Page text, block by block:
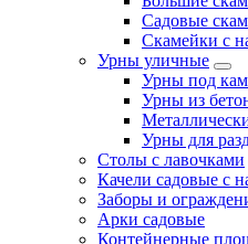
Садовые
Скамейки с
Урны уличные
Урны под
Урны из
Урны для
Столы с лавочками
Качели садовые с
Заборы и
Арки садовые
Контейнерные